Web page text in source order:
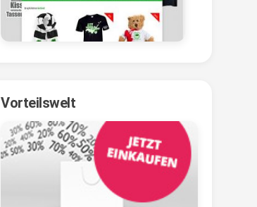
Vorteilswelt